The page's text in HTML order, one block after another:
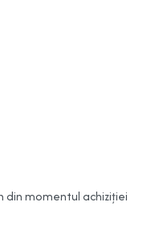
din momentul achiziției